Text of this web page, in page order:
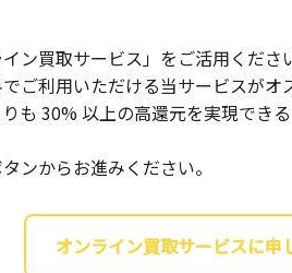
ン買取サービス」をご活用くださ
ご利用いただける当サービスがオ
も 30% 以上の高還元を実現でき
ンからお進みください。
オンライン買取サービスに申